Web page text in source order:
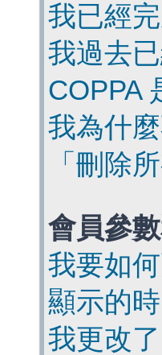
我已經
我過去
COPPA
我為什
「刪除
會員參
我要如
顯示的
我更改